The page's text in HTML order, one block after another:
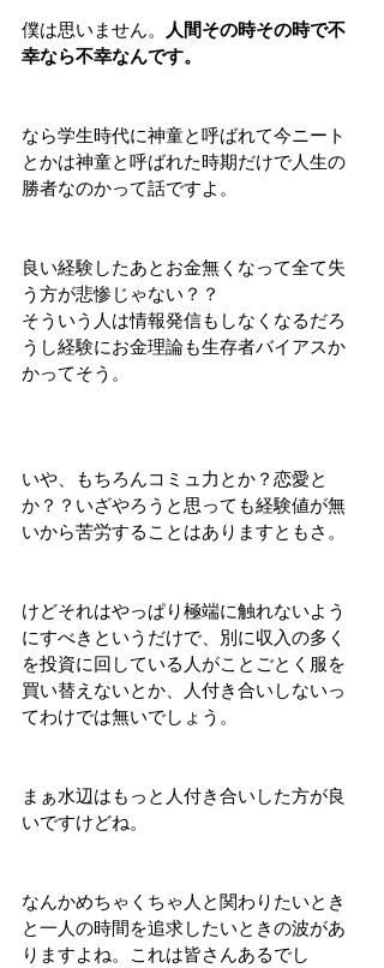
僕は思いません。
人間その時その時で不
幸なら不幸なんです。
なら学生時代に神童と呼ばれて今ニート
とかは神童と呼ばれた時期だけで人生の
勝者なのかって話ですよ。
良い経験したあとお金無くなって全て失
う方が悲惨じゃない？？
そういう人は情報発信もしなくなるだろ
うし経験にお金理論も生存者バイアスか
かってそう。
いや、もちろんコミュ力とか？恋愛と
か？？いざやろうと思っても経験値が無
いから苦労することはありますともさ。
けどそれはやっぱり極端に触れないよう
にすべきというだけで、別に収入の多く
を投資に回している人がことごとく服を
買い替えないとか、人付き合いしないっ
てわけでは無いでしょう。
まぁ水辺はもっと人付き合いした方が良
いですけどね。
なんかめちゃくちゃ人と関わりたいとき
と一人の時間を追求したいときの波があ
りますよね。これは皆さんあるでし